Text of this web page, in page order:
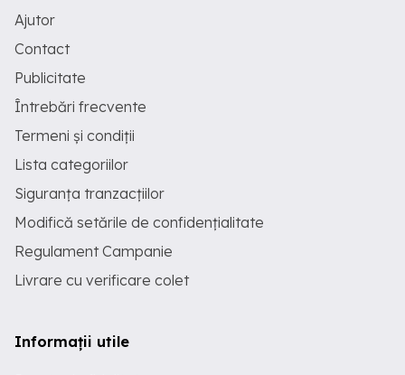
Ajutor
Contact
Publicitate
Întrebări frecvente
Termeni și condiții
Lista categoriilor
Siguranța tranzacțiilor
Modifică setările de confidențialitate
Regulament Campanie
Livrare cu verificare colet
Informații utile